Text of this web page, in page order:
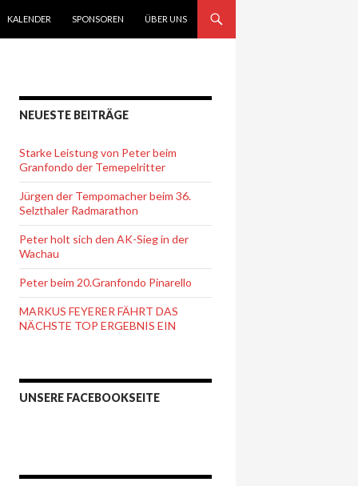
KALENDER SPONSOREN ÜBER UNS
NEUESTE BEITRÄGE
Starke Leistung von Peter beim
Granfondo der Temepelritter
Jürgen der Tempomacher beim 36.
Selzthaler Radmarathon
Peter holt sich den AK-Sieg in der
Wachau
Peter beim 20.Granfondo Pinarello
MARKUS FEYERER FÄHRT DAS
NÄCHSTE TOP ERGEBNIS EIN
UNSERE FACEBOOKSEITE